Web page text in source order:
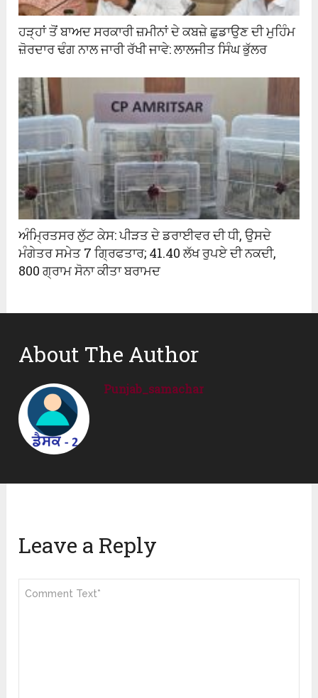
ਹੜ੍ਹਾਂ ਤੋਂ ਬਾਅਦ ਸਰਕਾਰੀ ਜ਼ਮੀਨਾਂ ਦੇ ਕਬਜ਼ੇ ਛੁਡਾਉਣ ਦੀ ਮੁਹਿੰਮ
ਜ਼ੋਰਦਾਰ ਢੰਗ ਨਾਲ ਜਾਰੀ ਰੱਖੀ ਜਾਵੇ: ਲਾਲਜੀਤ ਸਿੰਘ ਭੁੱਲਰ
ਅੰਮ੍ਰਿਤਸਰ ਲੁੱਟ ਕੇਸ: ਪੀੜਤ ਦੇ ਡਰਾਈਵਰ ਦੀ ਧੀ, ਉਸਦੇ
ਮੰਗੇਤਰ ਸਮੇਤ 7 ਗ੍ਰਿਫਤਾਰ; 41.40 ਲੱਖ ਰੁਪਏ ਦੀ ਨਕਦੀ,
800 ਗ੍ਰਾਮ ਸੋਨਾ ਕੀਤਾ ਬਰਾਮਦ
About The Author
Punjab_samachar
Leave a Reply